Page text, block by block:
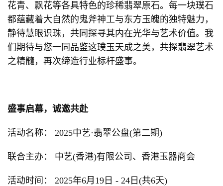
花青、飘花等各具特色的珍稀翡翠原石。每一块璞石
都蕴藏着大自然的鬼斧神工与东方玉魄的独特魅力，
静待慧眼识珠，共同探寻其内在光华与艺术价值。我
们期待与您一同品鉴这璞玉天成之美，共探翡翠艺术
之精髓，再次缔造行业标杆盛事。
盛事启幕，诚邀共赴
活动名称： 2025中艺·翡翠公盘(第二期)
联合主办： 中艺(香港)有限公司、香港玉器商会
活动时间： 2025年6月19日 - 24日(共6天)